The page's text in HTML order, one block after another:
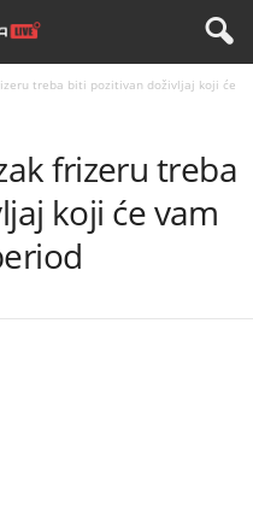
treba biti pozitivan doživljaj koji će
frizeru treba
koji će vam